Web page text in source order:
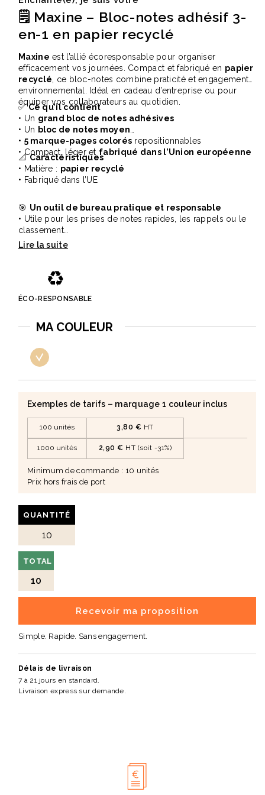
🗒️ Maxine – Bloc-notes adhésif 3-
en-1 en papier recyclé
Maxine est l’allié écoresponsable pour organiser
efficacement vos journées. Compact et fabriqué en papier
recyclé , ce bloc-notes combine praticité et engagement
environnemental. Idéal en cadeau d’entreprise ou pour
équiper vos collaborateurs au quotidien.
✅Ce qu’il contient
• Un grand bloc de notes adhésives
• Un bloc de notes moyen
• 5 marque-pages colorés repositionnables
• Compact, léger et fabriqué dans l’Union européenne
📐Caractéristiques
• Matière : papier recyclé
• Fabriqué dans l’UE
🎯 Un outil de bureau pratique et responsable
• Utile pour les prises de notes rapides, les rappels ou le
classement
• Porte vos valeurs RSE dans chaque réunion
♻️
ÉCO-RESPONSABLE
Exemples de tarifs – marquage 1 couleur inclus
100 unités 3,80 € HT
1000 unités 2,90 € HT (soit -31%)
Minimum de commande : 10 unités
Prix hors frais de port
QUANTITÉ
TOTAL
10
Recevoir ma proposition
Simple. Rapide. Sans engagement.
MA COULEUR
Délais de livraison
7 à 21 jours en standard.
Livraison express sur demande.